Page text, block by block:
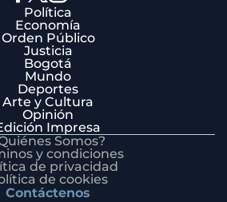
Política
Economía
Orden Público
Justicia
Bogotá
Mundo
Deportes
Arte y Cultura
Opinión
Impresa
Somos?
y condiciones
de privacidad
de cookies
Contáctenos